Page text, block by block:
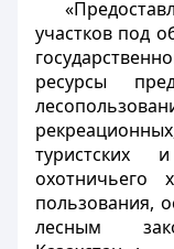
участков под
ресурсы
туристских
охотничьего
пользования,
лесным